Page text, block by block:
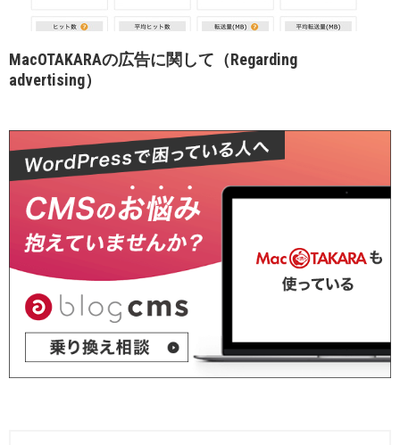
MacOTAKARAの広告に関して（Regarding
advertising）